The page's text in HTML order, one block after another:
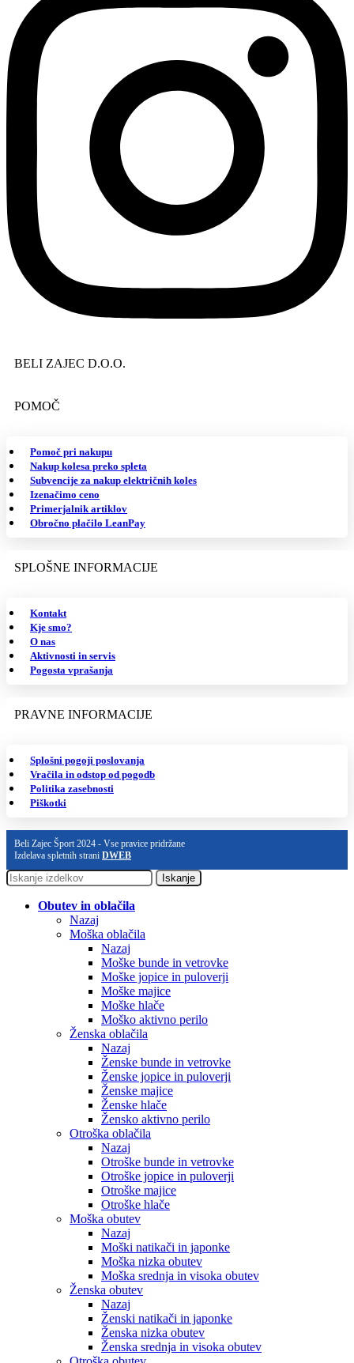
BELI ZAJEC D.O.O.
POMOČ
Pomoč pri nakupu
Nakup kolesa preko spleta
Subvencije za nakup električnih koles
Izenačimo ceno
Primerjalnik artiklov
Obročno plačilo LeanPay
SPLOŠNE INFORMACIJE
Kontakt
Kje smo?
O nas
Aktivnosti in servis
Pogosta vprašanja
PRAVNE INFORMACIJE
Splošni pogoji poslovanja
Vračila in odstop od pogodb
Politika zasebnosti
Piškotki
Beli Zajec Šport 2024 - Vse pravice pridržane
Izdelava spletnih strani DWEB
Iskanje
Obutev in oblačila
Nazaj
Moška oblačila
Nazaj
Moške bunde in vetrovke
Moške jopice in puloverji
Moške majice
Moške hlače
Moško aktivno perilo
Ženska oblačila
Nazaj
Ženske bunde in vetrovke
Ženske jopice in puloverji
Ženske majice
Ženske hlače
Žensko aktivno perilo
Otroška oblačila
Nazaj
Otroške bunde in vetrovke
Otroške jopice in puloverji
Otroške majice
Otroške hlače
Moška obutev
Nazaj
Moški natikači in japonke
Moška nizka obutev
Moška srednja in visoka obutev
Ženska obutev
Nazaj
Ženski natikači in japonke
Ženska nizka obutev
Ženska srednja in visoka obutev